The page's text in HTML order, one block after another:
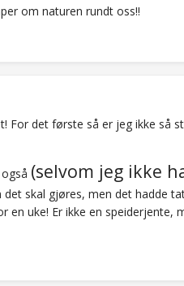
om naturen rundt oss!!
For det første så er jeg ikke så
(selvom jeg ikke
det skal gjøres, men det hadde
en uke! Er ikke en speiderjente,